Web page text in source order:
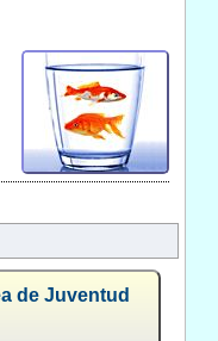
de Juventud